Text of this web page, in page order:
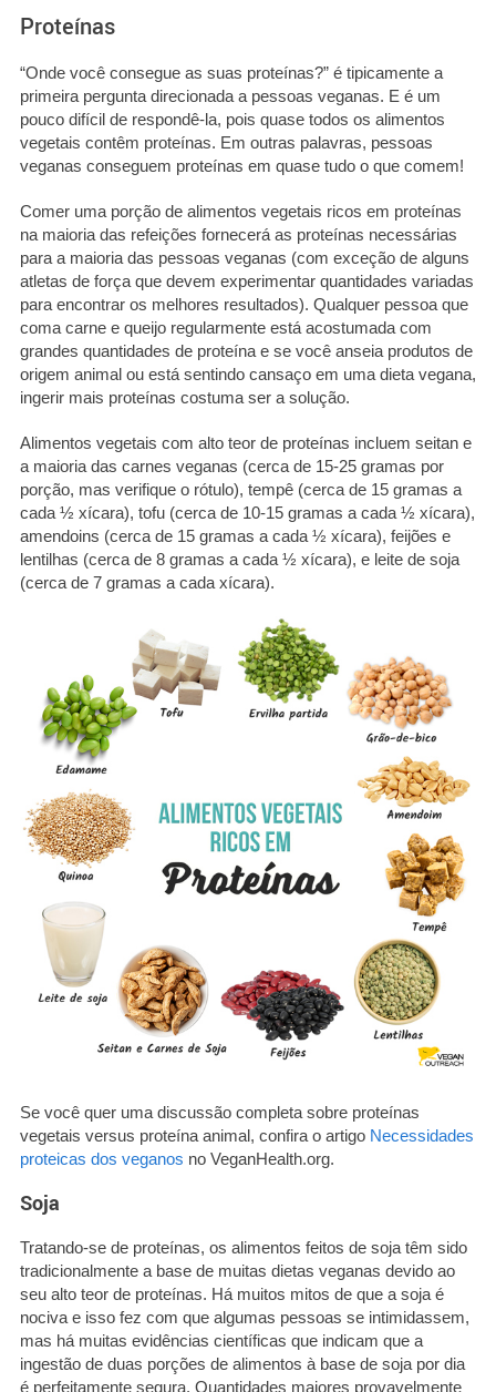
Proteínas
“Onde você consegue as suas proteínas?” é tipicamente a
primeira pergunta direcionada a pessoas veganas. E é um
pouco difícil de respondê-la, pois quase todos os alimentos
vegetais contêm proteínas. Em outras palavras, pessoas
veganas conseguem proteínas em quase tudo o que comem!
Comer uma porção de alimentos vegetais ricos em proteínas
na maioria das refeições fornecerá as proteínas necessárias
para a maioria das pessoas veganas (com exceção de alguns
atletas de força que devem experimentar quantidades variadas
para encontrar os melhores resultados). Qualquer pessoa que
coma carne e queijo regularmente está acostumada com
grandes quantidades de proteína e se você anseia produtos de
origem animal ou está sentindo cansaço em uma dieta vegana,
ingerir mais proteínas costuma ser a solução.
Alimentos vegetais com alto teor de proteínas incluem seitan e
a maioria das carnes veganas (cerca de 15-25 gramas por
porção, mas verifique o rótulo), tempê (cerca de 15 gramas a
cada ½ xícara), tofu (cerca de 10-15 gramas a cada ½ xícara),
amendoins (cerca de 15 gramas a cada ½ xícara), feijões e
lentilhas (cerca de 8 gramas a cada ½ xícara), e leite de soja
(cerca de 7 gramas a cada xícara).
Se você quer uma discussão completa sobre proteínas
vegetais versus proteína animal, confira o artigo Necessidades
proteicas dos veganos no VeganHealth.org.
Soja
Tratando-se de proteínas, os alimentos feitos de soja têm sido
tradicionalmente a base de muitas dietas veganas devido ao
seu alto teor de proteínas. Há muitos mitos de que a soja é
nociva e isso fez com que algumas pessoas se intimidassem,
mas há muitas evidências científicas que indicam que a
ingestão de duas porções de alimentos à base de soja por dia
é perfeitamente segura. Quantidades maiores provavelmente